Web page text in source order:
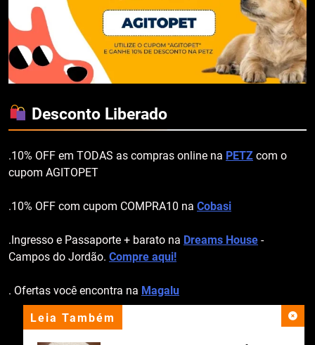
Leia Também
Desconto Liberado
.10% OFF em TODAS as compras online na PETZ com o
cupom AGITOPET
.10% OFF com cupom COMPRA10 na Cobasi
.Ingresso e Passaporte + barato na Dreams House -
Campos do Jordão. Compre aqui!
. Ofertas você encontra na Magalu
apoio institucional